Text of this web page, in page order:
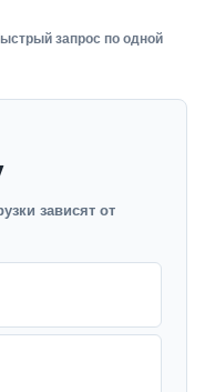
запрос по одной
зависят от